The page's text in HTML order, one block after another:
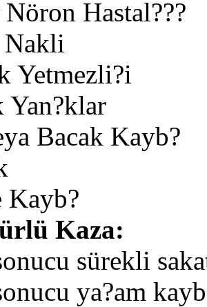
Hastal???
Nakli
Yetmezli?i
Yan?klar
Bacak Kayb?
Kayb?
Kaza:
sürekli
ya?am